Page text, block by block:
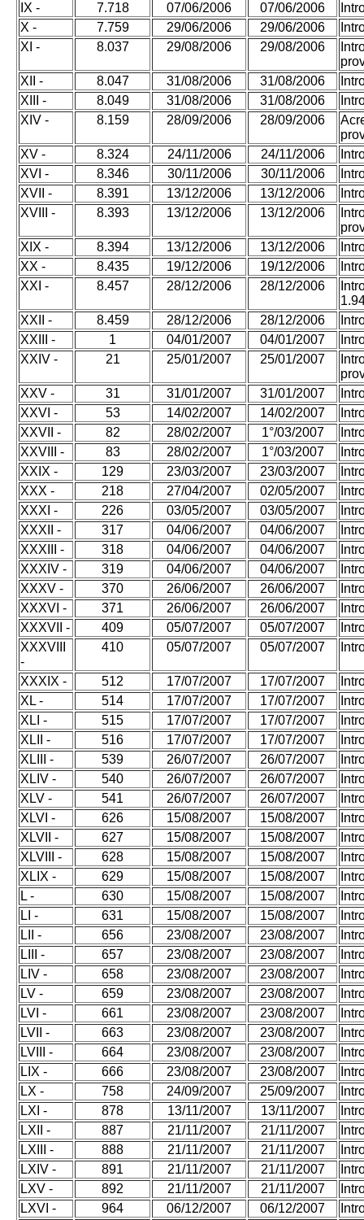
IX -
7.718 07/06/2006 07/06/2006
X -
7.759 29/06/2006 29/06/2006
XI -
8.037 29/08/2006 29/08/2006
XII -
8.047 31/08/2006 31/08/2006
XIII -
8.049 31/08/2006 31/08/2006
XIV -
8.159 28/09/2006 28/09/2006
XV -
8.324 24/11/2006 24/11/2006
XVI -
8.346 30/11/2006 30/11/2006
XVII -
8.391 13/12/2006 13/12/2006
XVIII -
8.393 13/12/2006 13/12/2006
XIX -
8.394 13/12/2006 13/12/2006
XX -
8.435 19/12/2006 19/12/2006
XXI -
8.457 28/12/2006 28/12/2006
XXII -
8.459 28/12/2006 28/12/2006
XXIII -
1 04/01/2007 04/01/2007
XXIV -
21 25/01/2007 25/01/2007
XXV -
31 31/01/2007 31/01/2007
XXVI -
53 14/02/2007 14/02/2007
XXVII -
82 28/02/2007 1°/03/2007
XXVIII -
83 28/02/2007 1°/03/2007
XXIX -
129 23/03/2007 23/03/2007
XXX -
218 27/04/2007 02/05/2007
XXXI -
226 03/05/2007 03/05/2007
XXXII -
317 04/06/2007 04/06/2007
XXXIII -
318 04/06/2007 04/06/2007
XXXIV -
319 04/06/2007 04/06/2007
XXXV -
370 26/06/2007 26/06/2007
XXXVI -
371 26/06/2007 26/06/2007
XXXVII -
409 05/07/2007 05/07/2007
XXXVIII
-
410 05/07/2007 05/07/2007
XXXIX - 512 17/07/2007 17/07/2007
XL -
514 17/07/2007 17/07/2007
XLI -
515 17/07/2007 17/07/2007
XLII -
516 17/07/2007 17/07/2007
XLIII -
539 26/07/2007 26/07/2007
XLIV -
540 26/07/2007 26/07/2007
XLV -
541 26/07/2007 26/07/2007
XLVI -
626 15/08/2007 15/08/2007
XLVII -
627 15/08/2007 15/08/2007
XLVIII -
628 15/08/2007 15/08/2007
XLIX -
629 15/08/2007 15/08/2007
L -
630 15/08/2007 15/08/2007
LI -
631 15/08/2007 15/08/2007
LII -
656 23/08/2007 23/08/2007
LIII -
657 23/08/2007 23/08/2007
LIV -
658 23/08/2007 23/08/2007
LV -
659 23/08/2007 23/08/2007
LVI -
661 23/08/2007 23/08/2007
LVII -
663 23/08/2007 23/08/2007
LVIII -
664 23/08/2007 23/08/2007
LIX -
666 23/08/2007 23/08/2007
LX -
758 24/09/2007 25/09/2007
LXI -
878 13/11/2007 13/11/2007
LXII -
887 21/11/2007 21/11/2007
LXIII -
888 21/11/2007 21/11/2007
LXIV -
891 21/11/2007 21/11/2007
LXV -
892 21/11/2007 21/11/2007
LXVI -
964 06/12/2007 06/12/2007